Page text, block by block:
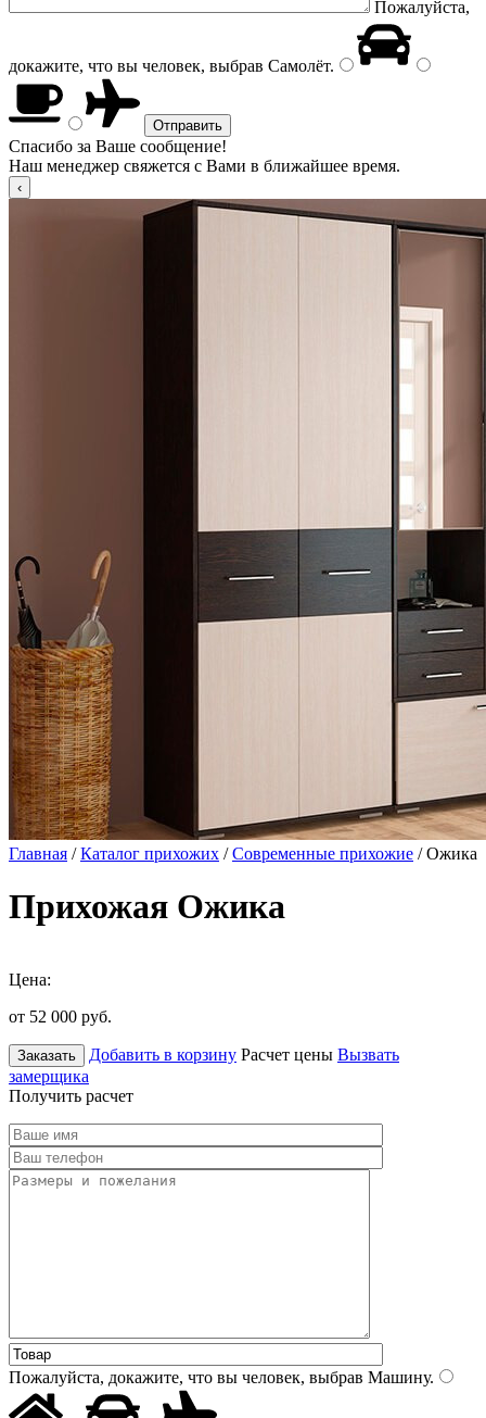
Пожалуйста,
докажите, что вы человек, выбрав Самолёт.
Спасибо за Ваше сообщение!
Наш менеджер свяжется с Вами в ближайшее время.
Главная /Каталог прихожих /Современные прихожие / Ожика
Прихожая Ожика
Цена:
от 52 000 руб.
Заказать Добавить в корзину Расчет цены Вызвать
замерщика
Получить расчет
Пожалуйста, докажите, что вы человек, выбрав Машину.